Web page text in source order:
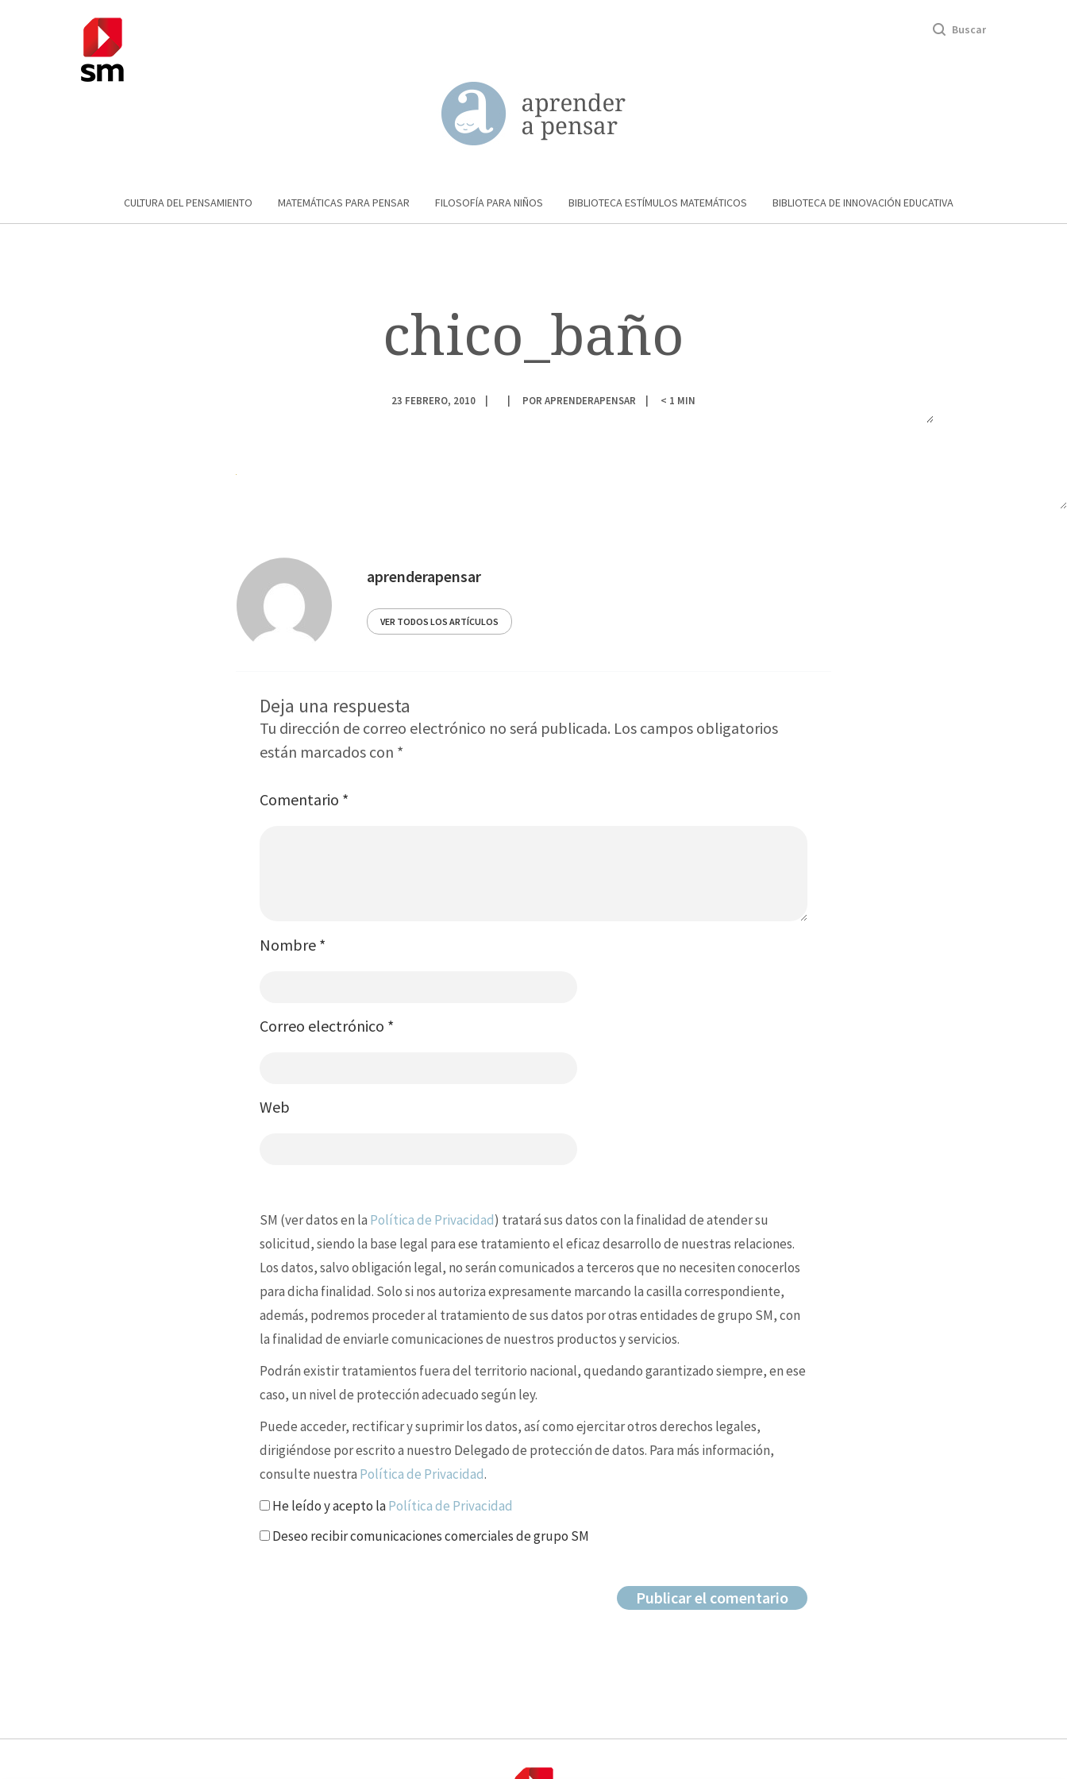
Buscar
CULTURA DEL PENSAMIENTO MATEMÁTICAS PARA PENSAR FILOSOFÍA PARA NIÑOS BIBLIOTECA ESTÍMULOS MATEMÁTICOS BIBLIOTECA DE INNOVACIÓN EDUCATIVA
chico_baño
23 FEBRERO, 2010 POR APRENDERAPENSAR < 1 MIN
aprenderapensar
VER TODOS LOS ARTÍCULOS
Deja una respuesta
Tu dirección de correo electrónico no será publicada. Los campos obligatorios
están marcados con *
Comentario *
Nombre *
Correo electrónico *
Web
SM (ver datos en la Política de Privacidad) tratará sus datos con la finalidad de atender su
solicitud, siendo la base legal para ese tratamiento el eficaz desarrollo de nuestras relaciones.
Los datos, salvo obligación legal, no serán comunicados a terceros que no necesiten conocerlos
para dicha finalidad. Solo si nos autoriza expresamente marcando la casilla correspondiente,
además, podremos proceder al tratamiento de sus datos por otras entidades de grupo SM, con
la finalidad de enviarle comunicaciones de nuestros productos y servicios.
Podrán existir tratamientos fuera del territorio nacional, quedando garantizado siempre, en ese
caso, un nivel de protección adecuado según ley.
Puede acceder, rectificar y suprimir los datos, así como ejercitar otros derechos legales,
dirigiéndose por escrito a nuestro Delegado de protección de datos. Para más información,
consulte nuestra Política de Privacidad.
He leído y acepto laPolítica de Privacidad
Deseo recibir comunicaciones comerciales de grupo SM